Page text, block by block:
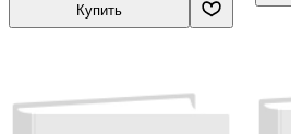
Купить